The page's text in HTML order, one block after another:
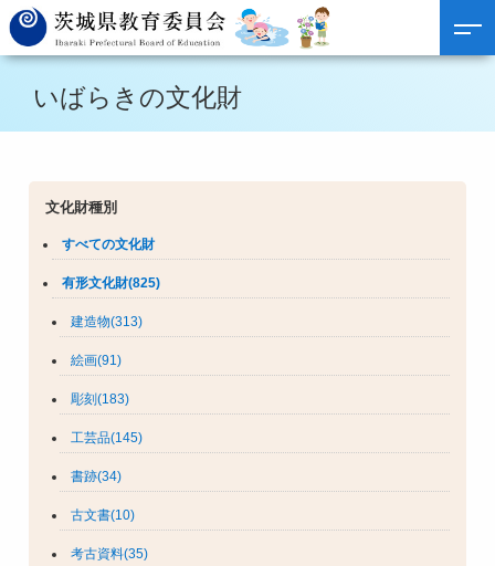
いばらきの文化財
文化財種別
すべての文化財
有形文化財(825)
建造物(313)
絵画(91)
彫刻(183)
工芸品(145)
書跡(34)
古文書(10)
考古資料(35)